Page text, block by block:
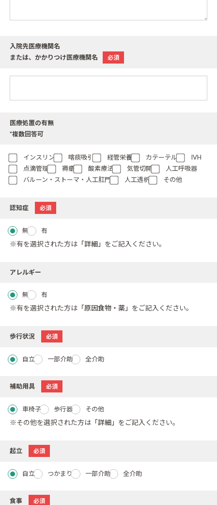
入院先医療機関名
または、かかりつけ医療機関名
必須
医療処置の有無
*複数回答可
インスリン 喀痰吸引 経管栄養 カテーテル
IVH
点滴管理
褥瘡 酸素療法 気管切開
人工呼吸器
バルーン・ストーマ・人工肛門
人工透析 その他
認知症 必須
無 有
※有を選択された方は 「詳細」 をご記入ください。
アレルギー
無 有
※有を選択された方は 「原因食物・薬」 をご記入ください。
歩行状況 必須
自立 一部介助 全介助
補助用具 必須
車椅子 歩行器 その他
※その他を選択された方は 「詳細」 をご記入ください。
起立 必須
自立 つかまり 一部介助 全介助
食事 必須